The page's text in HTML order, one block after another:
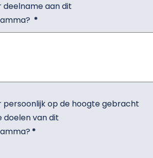
aan dit
*
persoonlijk op de hoogte gebracht
doelen van dit
*